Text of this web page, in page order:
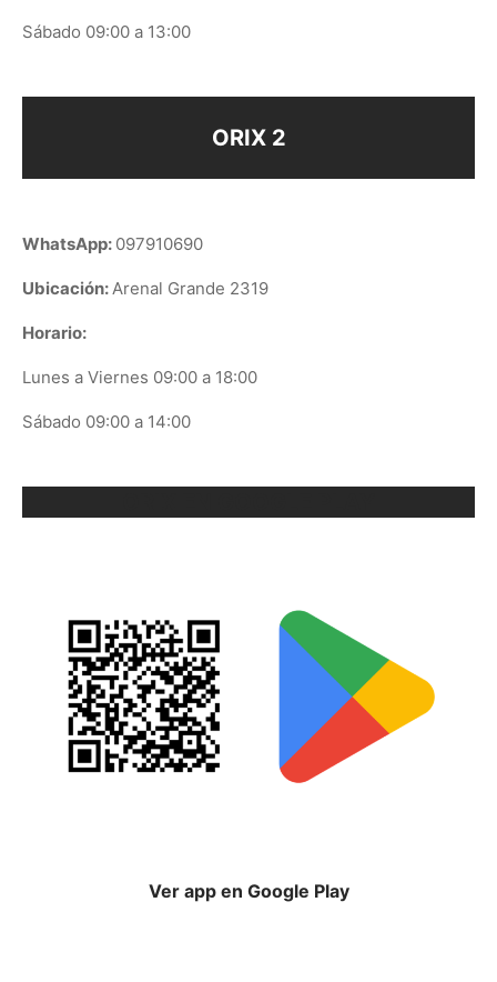
Sábado 09:00 a 13:00
ORIX 2
WhatsApp: 097910690
Ubicación:Arenal Grande 2319
Horario:
Lunes a Viernes 09:00 a 18:00
Sábado 09:00 a 14:00
Ver app en Google Play